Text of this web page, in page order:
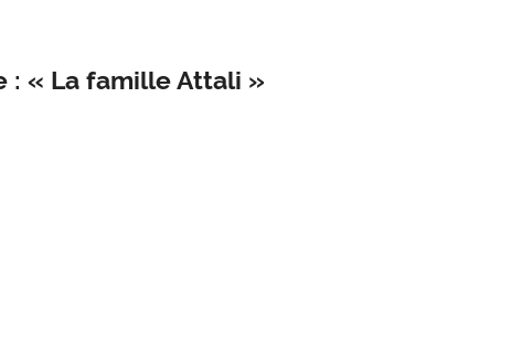
: « La famille Attali »